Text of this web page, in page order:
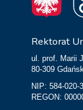
Rektorat
ul. prof. Marii
80-309
NIP: 584-020-
REGON: